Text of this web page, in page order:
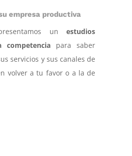
empresa productiva
unestudios
para saber
servicios y sus canales de
volver a tu favor o a la de